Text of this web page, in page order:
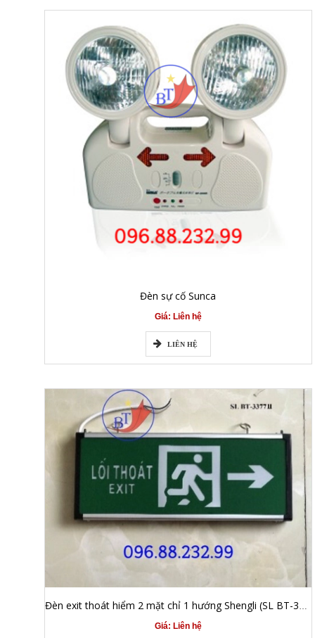
Đèn sự cố Sunca
Giá: Liên hệ
LIÊN HỆ
Đèn exit thoát hiểm 2 mặt chỉ 1 hướng Shengli (SL BT-3377H)
Giá: Liên hệ